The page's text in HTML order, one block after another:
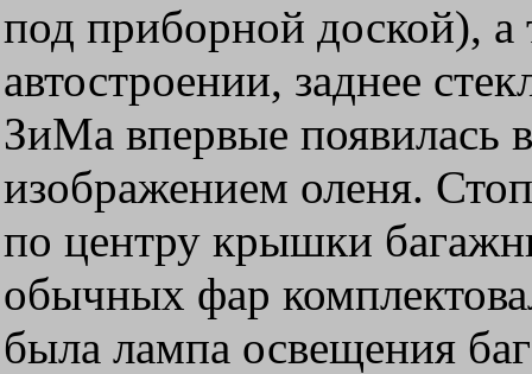
под приборной доской),
автостроении, заднее
ЗиМа впервые появилась
изображением оленя.
по центру крышки
обычных фар
была лампа освещения